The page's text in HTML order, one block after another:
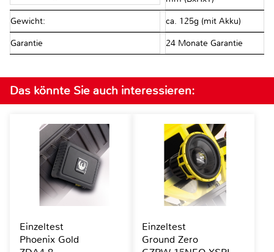
Gewicht: ca. 125g (mit Akku)
Garantie 24 Monate Garantie
Das könnte Sie auch interessieren:
Einzeltest
Phoenix Gold
Einzeltest
Ground Zero